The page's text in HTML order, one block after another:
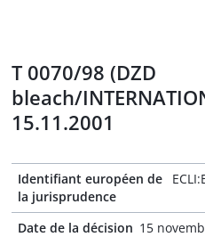
T 0070/98 (DZD
bleach/
15.11.2001
Identifiant européen de
la jurisprudence
Date de la décision 15